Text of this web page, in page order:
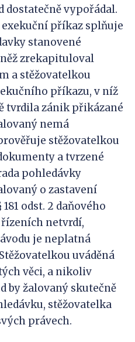
dostatečně vypořádal.
příkaz splňuje
stanovené
zrekapituloval
a stěžovatelkou
příkazu, v níž
tvrdila zánik přikázané
nemá
stěžovatelkou
a tvrzené
pohledávky
o zastavení
odst. 2 daňového
netvrdí,
je neplatná
uváděná
věci, a nikoliv
by žalovaný skutečně
stěžovatelka
právech.